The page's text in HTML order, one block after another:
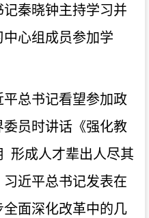
秦晓钟主持学习并
心组成员参加学
总书记看望参加政
员时讲话《强化教
形成人才辈出人尽其
近平总书记发表在
全面深化改革中的几